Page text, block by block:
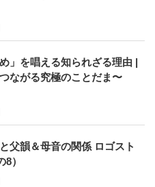
」を唱える知られざる理由 |
ながる究極のことだま〜
父韻＆母音の関係 ロゴスト
）